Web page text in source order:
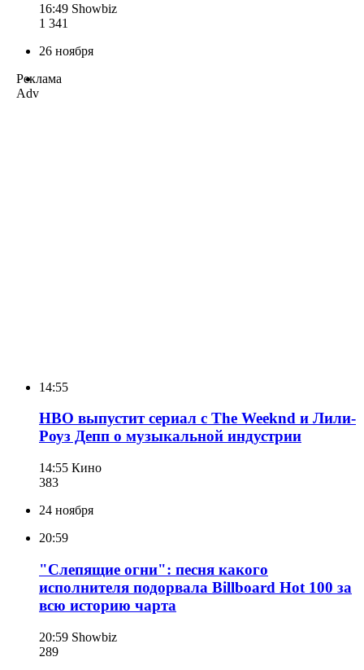
16:49 Showbiz
1 341
26 ноября
Реклама
Adv
14:55
HBO выпустит сериал с The Weeknd и Лили-
Роуз Депп о музыкальной индустрии
14:55 Кино
383
24 ноября
20:59
"Слепящие огни": песня какого
исполнителя подорвала Billboard Hot 100 за
всю историю чарта
20:59 Showbiz
289